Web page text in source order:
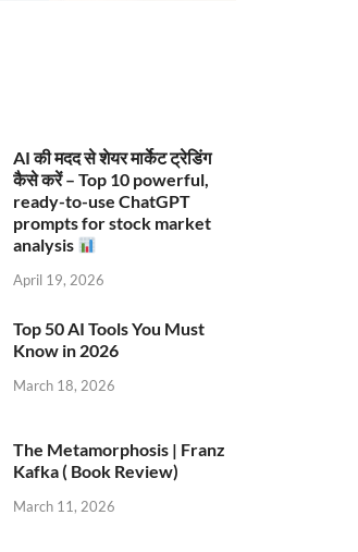
AI की मदद से शेयर मार्केट ट्रेडिंग
कैसे करें – Top 10 powerful,
ready-to-use ChatGPT
prompts for stock market
analysis
April 19, 2026
Top 50 AI Tools You Must
Know in 2026
March 18, 2026
The Metamorphosis | Franz
Kafka ( Book Review)
March 11, 2026